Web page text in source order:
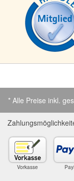
* Alle Preise inkl.
Vorkasse